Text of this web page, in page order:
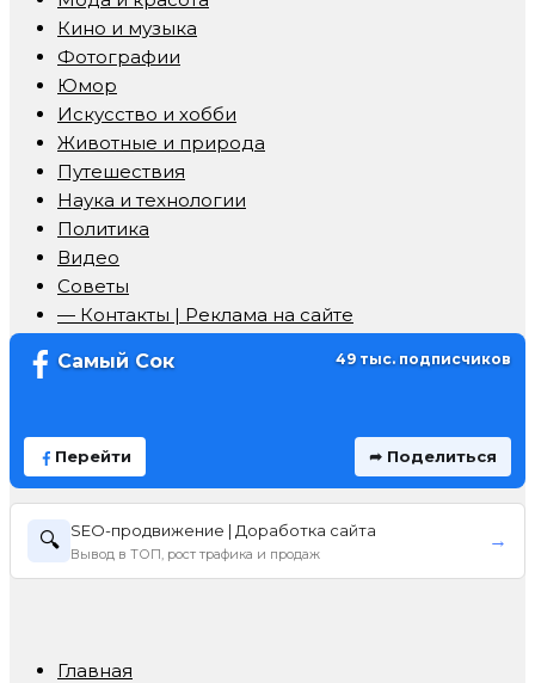
Кино и музыка
Фотографии
Юмор
Искусство и хобби
Животные и природа
Путешествия
Наука и технологии
Политика
Видео
Советы
— Контакты | Реклама на сайте
Самый Сок 49 тыс. подписчиков
Перейти ➦ Поделиться
🔍 SEO-продвижение | Доработка сайта
Вывод в ТОП, рост трафика и продаж
→
Главная